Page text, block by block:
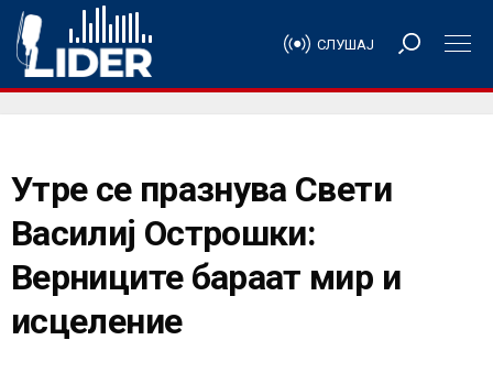
СЛУШАЈ
Утре се празнува Свети
Василиј Острошки:
Верниците бараат мир и
исцеление